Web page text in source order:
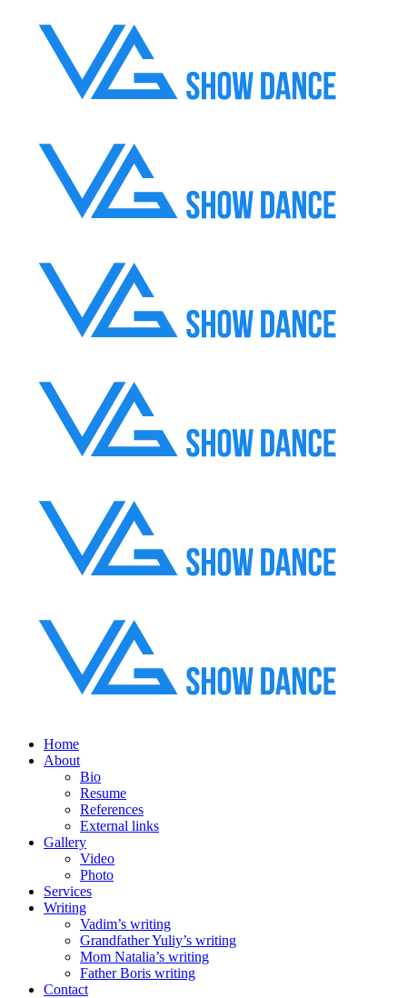
Home
About
Bio
Resume
References
External links
Gallery
Video
Photo
Services
Writing
Vadim’s writing
Grandfather Yuliy’s writing
Mom Natalia’s writing
Father Boris writing
Contact